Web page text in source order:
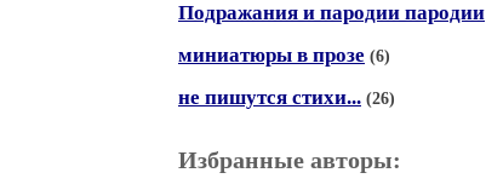
Подражания и пародии пародии
миниатюры в прозе (6)
не пишутся стихи... (26)
Избранные авторы: